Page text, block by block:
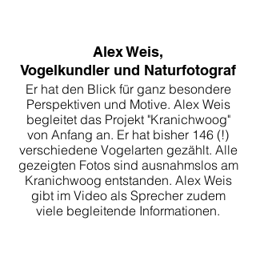
Alex Weis,
Vogelkundler und Naturfotograf
Er hat den Blick für ganz besondere
Perspektiven und Motive. Alex Weis
begleitet das Projekt "Kranichwoog"
von Anfang an. Er hat bisher 146 (!)
verschiedene Vogelarten gezählt. Alle
gezeigten Fotos sind ausnahmslos am
Kranichwoog entstanden. Alex Weis
gibt im Video als Sprecher zudem
viele begleitende Informationen.